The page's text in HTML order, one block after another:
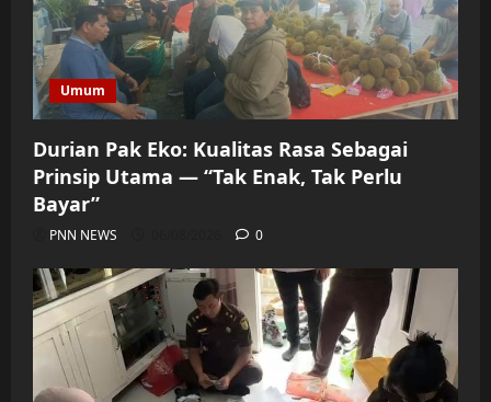
Umum
Durian Pak Eko: Kualitas Rasa Sebagai
Prinsip Utama — “Tak Enak, Tak Perlu
Bayar”
PNN NEWS 0